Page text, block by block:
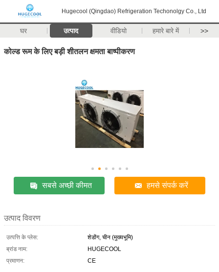
Hugecool (Qingdao) Refrigeration Techonolgy Co., Ltd
घर उत्पाद वीडियो हमारे बारे में >>
कोल्ड रूम के लिए बड़ी शीतलन क्षमता बाष्पीकरण
सबसे अच्छी कीमत हमसे संपर्क करें
उत्पाद विवरण
उत्पत्ति के प्लेस:
शेडोंग, चीन (मुख्यभूमि)
ब्रांड नाम:
HUGECOOL
प्रमाणन:
CE